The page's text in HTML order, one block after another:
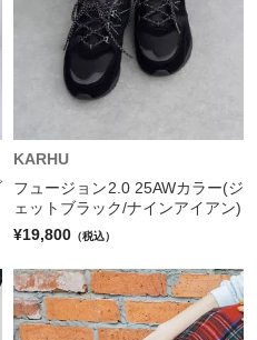
KARHU
フュージョン2.0 25AWカラー(ジ
ェットブラック/ナインアイアン)
¥19,800 （税込）